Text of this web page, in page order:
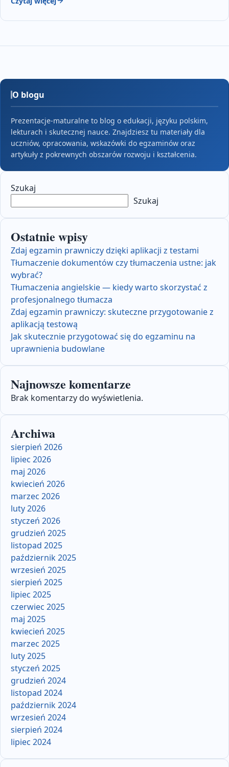
O blogu
Prezentacje-maturalne to blog o edukacji, języku polskim,
lekturach i skutecznej nauce. Znajdziesz tu materiały dla
uczniów, opracowania, wskazówki do egzaminów oraz
artykuły z pokrewnych obszarów rozwoju i kształcenia.
Szukaj
Szukaj
Ostatnie wpisy
Zdaj egzamin prawniczy dzięki aplikacji z testami
Tłumaczenie dokumentów czy tłumaczenia ustne: jak
wybrać?
Tłumaczenia angielskie — kiedy warto skorzystać z
profesjonalnego tłumacza
Zdaj egzamin prawniczy: skuteczne przygotowanie z
aplikacją testową
Jak skutecznie przygotować się do egzaminu na
uprawnienia budowlane
Najnowsze komentarze
Brak komentarzy do wyświetlenia.
Archiwa
sierpień 2026
lipiec 2026
maj 2026
kwiecień 2026
marzec 2026
luty 2026
styczeń 2026
grudzień 2025
listopad 2025
październik 2025
wrzesień 2025
sierpień 2025
lipiec 2025
czerwiec 2025
maj 2025
kwiecień 2025
marzec 2025
luty 2025
styczeń 2025
grudzień 2024
listopad 2024
październik 2024
wrzesień 2024
sierpień 2024
lipiec 2024